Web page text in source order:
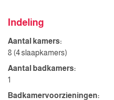
Indeling
Aantal kamers:
8 (4 slaapkamers)
Aantal badkamers:
1
Badkamervoorzieningen: